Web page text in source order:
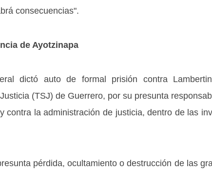
consecuencias".
de Ayotzinapa
dictó auto de formal prisión contra
(TSJ) de Guerrero, por su presunta
contra la administración de justicia, dentro de las
pérdida, ocultamiento o destrucción de las